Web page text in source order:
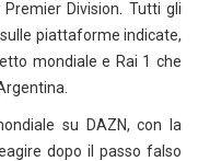
Division. Tutti gli
piattaforme indicate,
mondiale e Rai 1 che
su DAZN, con la
dopo il passo falso